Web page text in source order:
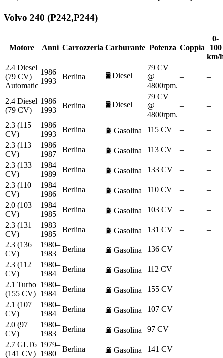
Volvo 240 (P242,P244)
Motore Anni Carrozzeria Carburante Potenza Coppia
0-
100
km/
2.4 Diesel
(79 CV)
Automatic
1986–
1993
Berlina 🛢️ Diesel
79 CV
@
4800rpm.
– –
2.4 Diesel
(79 CV)
1986–
1993
Berlina 🛢️ Diesel
79 CV
@
4800rpm.
– –
2.3 (115
CV)
1986–
1993
Berlina ⛽ Gasolina 115 CV –
–
2.3 (113
CV)
1986–
1987
Berlina ⛽ Gasolina 113 CV –
–
2.3 (133
CV)
1984–
1989
Berlina ⛽ Gasolina 133 CV –
–
2.3 (110
CV)
1984–
1986
Berlina ⛽ Gasolina 110 CV –
–
2.0 (103
CV)
1984–
1985
Berlina ⛽ Gasolina 103 CV –
–
2.3 (131
CV)
1983–
1985
Berlina ⛽ Gasolina 131 CV –
–
2.3 (136
CV)
1980–
1983
Berlina ⛽ Gasolina 136 CV –
–
2.3 (112
CV)
1980–
1984
Berlina ⛽ Gasolina 112 CV –
–
2.1 Turbo
(155 CV)
1980–
1984
Berlina ⛽ Gasolina 155 CV –
–
2.1 (107
CV)
1980–
1984
Berlina ⛽ Gasolina 107 CV –
–
2.0 (97
CV)
1980–
1983
Berlina ⛽ Gasolina 97 CV –
–
2.7 GLT6
(141 CV)
1979–
1980
Berlina ⛽ Gasolina 141 CV – –